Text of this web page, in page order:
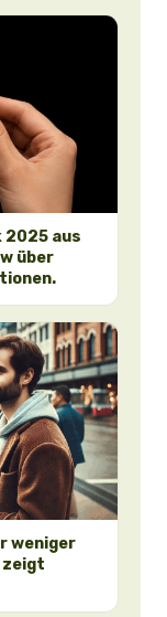
2025 aus
über
weniger
zeigt